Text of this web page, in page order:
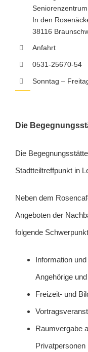
In den
38116
Anfahrt
0531-25670-54
Sonntag –
Die
Die
Stadtteiltreffpunkt in
Neben dem
Angeboten der
folgende
Information
Angehörige
Freizeit- und
Raumvergabe
Privatpersonen